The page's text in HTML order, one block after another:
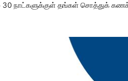
30 நாட்​களுக்​குள் தங்​கள் சொத்​துக்